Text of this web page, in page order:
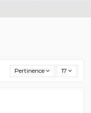
Pertinence 17